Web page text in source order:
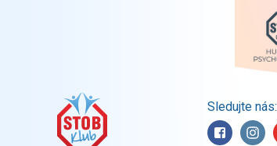
Sledujte nás: